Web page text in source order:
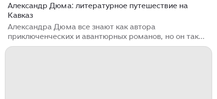
Александр Дюма: литературное путешествие на
Кавказ
Александра Дюма все знают как автора
приключенческих и авантюрных романов, но он также
писал и мемуары, и путевые заметки. Посетив Россию